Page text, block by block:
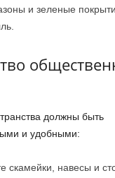
и зеленые
должны быть
и удобными:
скамейки, навесы и